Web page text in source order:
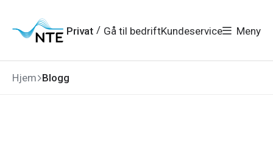
hovedmeny
søk
hovedinnhold
bunnområde
Privat / Gå til bedriftKundeservice Meny
Hjem Blogg